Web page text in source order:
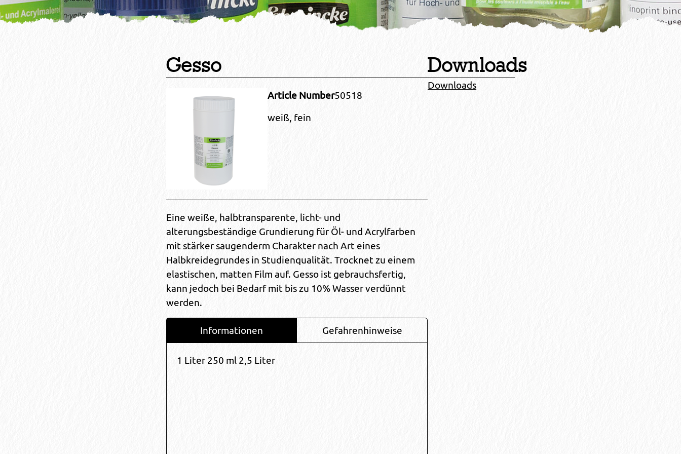
Gesso
Article Number50518
weiß, fein
Eine weiße, halbtransparente, licht- und
alterungsbeständige Grundierung für Öl- und Acrylfarben
mit stärker saugenderm Charakter nach Art eines
Halbkreidegrundes in Studienqualität. Trocknet zu einem
elastischen, matten Film auf. Gesso ist gebrauchsfertig,
kann jedoch bei Bedarf mit bis zu 10% Wasser verdünnt
werden.
Informationen Gefahrenhinweise
1 Liter 250 ml 2,5 Liter
Downloads
Downloads